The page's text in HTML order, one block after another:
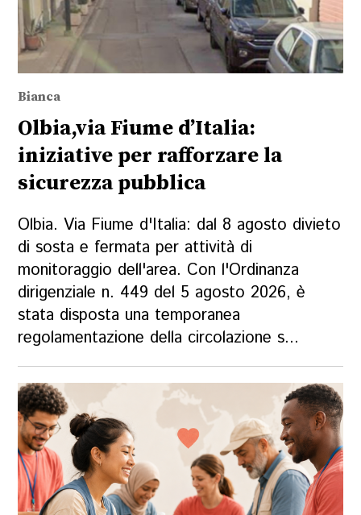
Bianca
Olbia,via Fiume d’Italia:
iniziative per rafforzare la
sicurezza pubblica
Olbia. Via Fiume d'Italia: dal 8 agosto divieto
di sosta e fermata per attività di
monitoraggio dell'area. Con l'Ordinanza
dirigenziale n. 449 del 5 agosto 2026, è
stata disposta una temporanea
regolamentazione della circolazione s...